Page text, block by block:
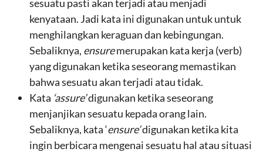
sesuatu pasti akan terjadi atau menjadi
kenyataan. Jadi kata ini digunakan untuk untuk
menghilangkan keraguan dan kebingungan.
Sebaliknya, ensuremerupakan kata kerja (verb)
yang digunakan ketika seseorang memastikan
bahwa sesuatu akan terjadi atau tidak.
Kata ‘assure’digunakan ketika seseorang
menjanjikan sesuatu kepada orang lain.
Sebaliknya, kata ‘ensure’digunakan ketika kita
ingin berbicara mengenai sesuatu hal atau situasi